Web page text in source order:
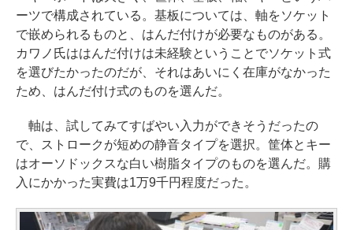
ーツで構成されている。基板については、軸をソケット
で嵌められるものと、はんだ付けが必要なものがある。
カワノ氏ははんだ付けは未経験ということでソケット式
を選びたかったのだが、それはあいにく在庫がなかった
ため、はんだ付け式のものを選んだ。
軸は、試してみてすばやい入力ができそうだったの
で、ストロークが短めの静音タイプを選択。筐体とキー
はオーソドックスな白い樹脂タイプのものを選んだ。購
入にかかった実費は1万9千円程度だった。